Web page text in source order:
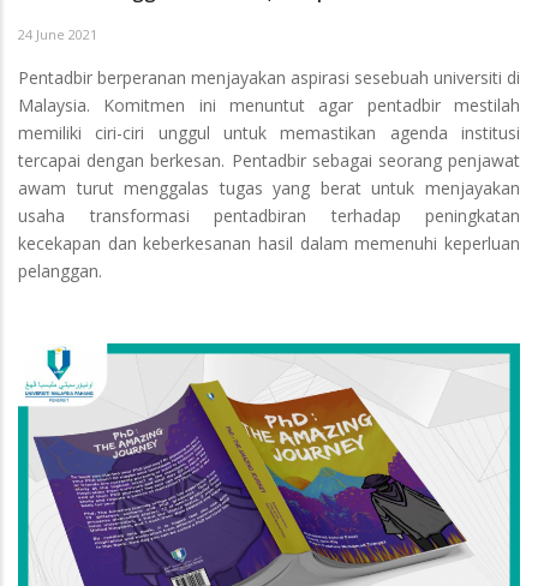
24 June 2021
Pentadbir berperanan menjayakan aspirasi sesebuah universiti di
Malaysia. Komitmen ini menuntut agar pentadbir mestilah
memiliki ciri-ciri unggul untuk memastikan agenda institusi
tercapai dengan berkesan. Pentadbir sebagai seorang penjawat
awam turut menggalas tugas yang berat untuk menjayakan
usaha transformasi pentadbiran terhadap peningkatan
kecekapan dan keberkesanan hasil dalam memenuhi keperluan
pelanggan.